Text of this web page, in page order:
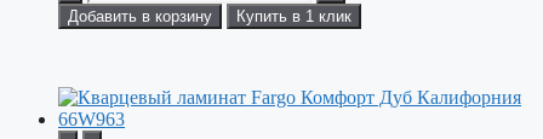
Добавить в корзину
Купить в 1 клик